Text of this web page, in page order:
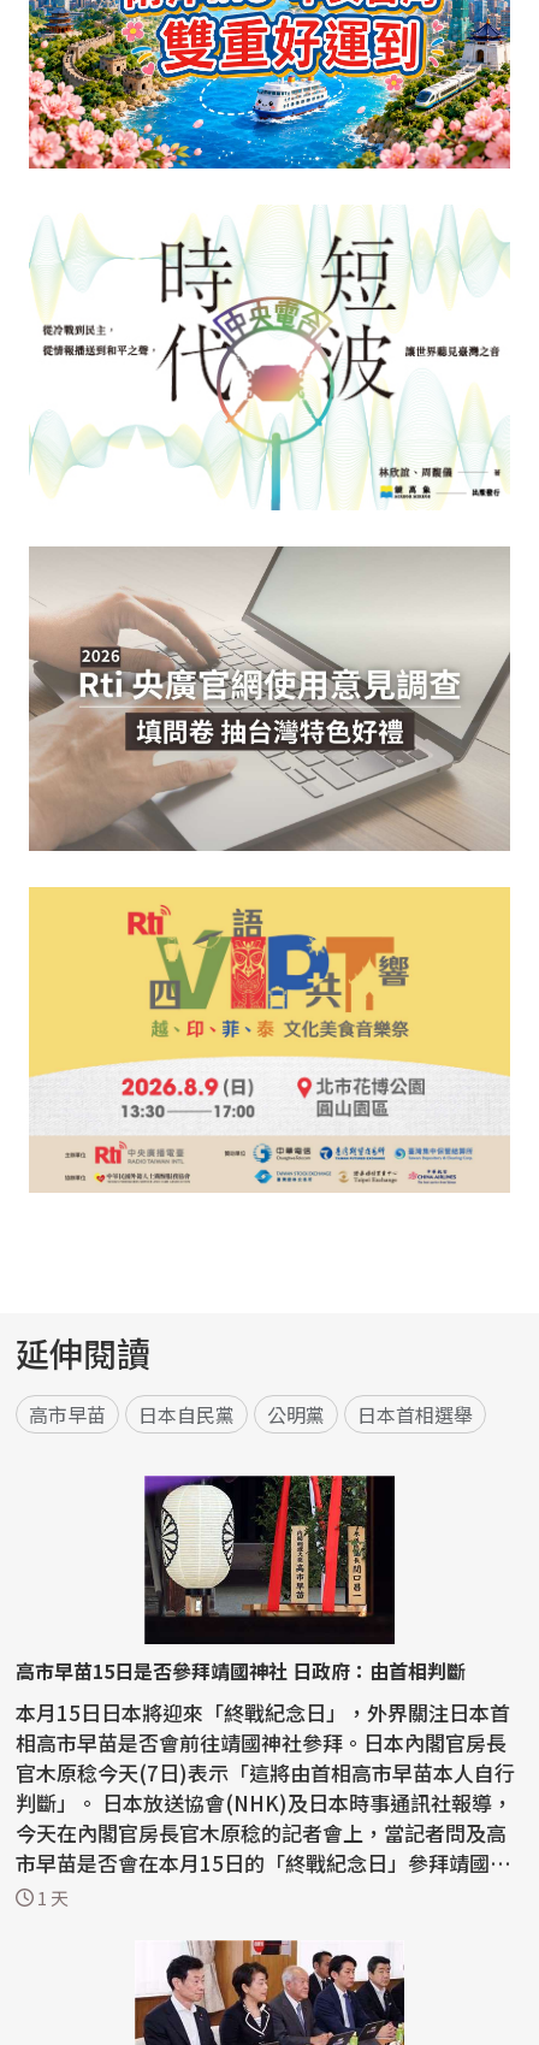
延伸閱讀
高市早苗 日本自民黨 公明黨 日本首相選舉
高市早苗15日是否參拜靖國神社 日政府：由首相判斷
本月15日日本將迎來「終戰紀念日」，外界關注日本首
相高市早苗是否會前往靖國神社參拜。日本內閣官房長
官木原稔今天(7日)表示「這將由首相高市早苗本人自行
判斷」。 日本放送協會(NHK)及日本時事通訊社報導，
今天在內閣官房長官木原稔的記者會上，當記者問及高
市早苗是否會在本月15日的「終戰紀念日」參拜靖國神
社，...
1 天